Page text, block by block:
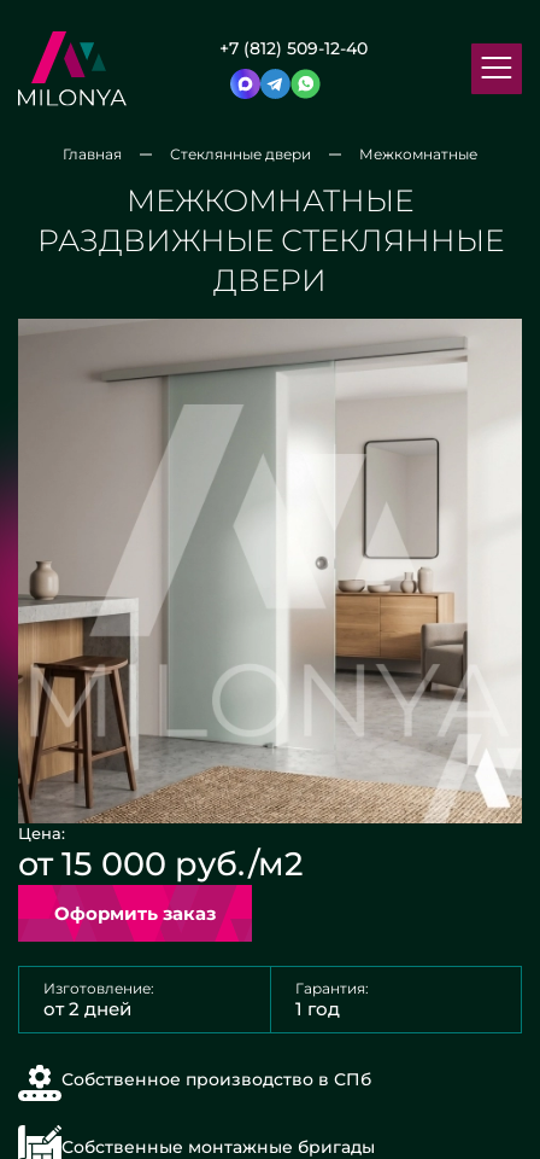
+7 (812) 509-12-40
Главная Стеклянные двери Межкомнатные
МЕЖКОМНАТНЫЕ
РАЗДВИЖНЫЕ СТЕКЛЯННЫЕ
ДВЕРИ
Цена:
от 15 000 руб./м2
Оформить заказ
Изготовление:
от 2 дней
Гарантия:
1 год
Собственное производство в СПб
Собственные монтажные бригады